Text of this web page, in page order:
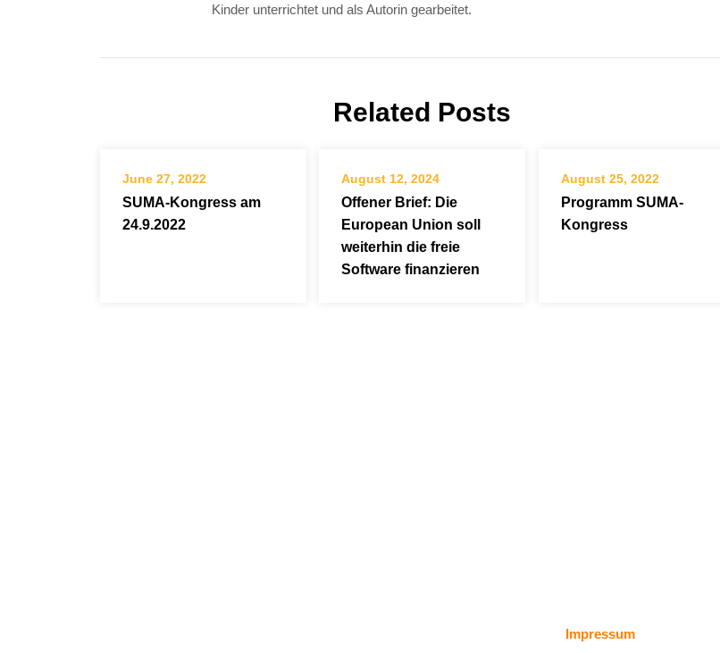
Kinder unterrichtet und als Autorin gearbeitet.
Related Posts
June 27, 2022
SUMA-Kongress am
24.9.2022
August 12, 2024
Offener Brief: Die
European Union soll
weiterhin die freie
Software finanzieren
August 25, 2022
Programm SUMA-
Kongress
Impressum